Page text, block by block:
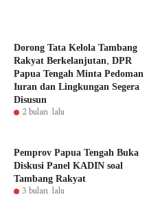
Dorong Tata Kelola Tambang
Rakyat Berkelanjutan, DPR
Papua Tengah Minta Pedoman
Iuran dan Lingkungan Segera
Disusun
2 bulan lalu
Pemprov Papua Tengah Buka
Diskusi Panel KADIN soal
Tambang Rakyat
3 bulan lalu